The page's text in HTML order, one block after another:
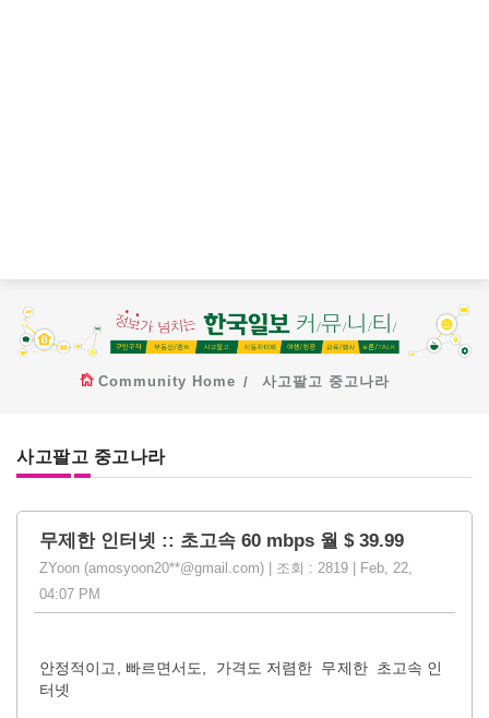
Community Home 사고팔고 중고나라
사고팔고 중고나라
무제한 인터넷 :: 초고속 60 mbps 월 $ 39.99
ZYoon (amosyoon20**@gmail.com) | 조회 : 2819 | Feb, 22,
04:07 PM
안정적이고, 빠르면서도, 가격도 저렴한 무제한 초고속 인
터넷